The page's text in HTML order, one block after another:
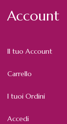
Account
Il tuo Account
Carrello
I tuoi Ordini
Accedi